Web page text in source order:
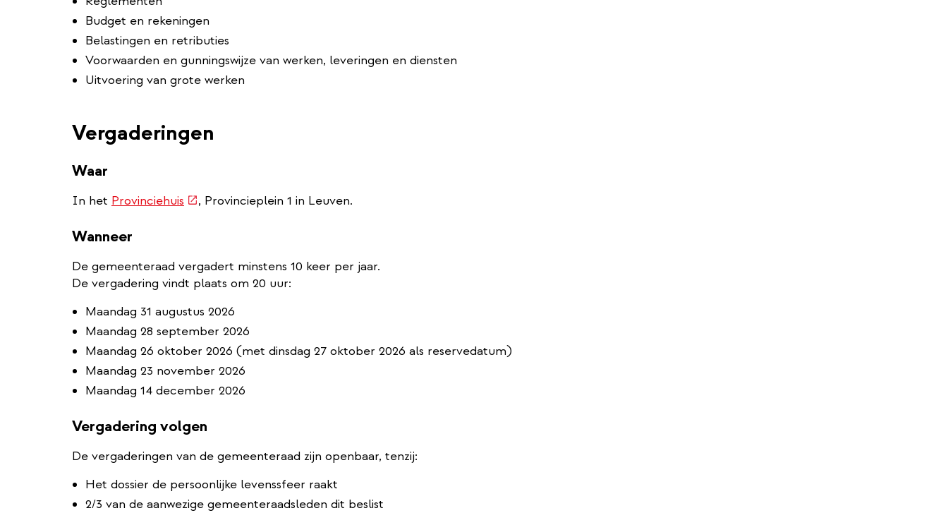
Budget en rekeningen
Belastingen en retributies
Voorwaarden en gunningswijze van werken, leveringen en diensten
Uitvoering van grote werken
Vergaderingen
Waar
In het Provinciehuis (externe
, Provincieplein 1 in Leuven.
Wanneer
De gemeenteraad vergadert minstens 10 keer per jaar.
De vergadering vindt plaats om 20 uur:
Maandag 31 augustus 2026
Maandag 28 september 2026
Maandag 26 oktober 2026 (met dinsdag 27 oktober 2026 als reservedatum)
Maandag 23 november 2026
Maandag 14 december 2026
Vergadering volgen
De vergaderingen van de gemeenteraad zijn openbaar, tenzij:
Het dossier de persoonlijke levenssfeer raakt
2/3 van de aanwezige gemeenteraadsleden dit beslist